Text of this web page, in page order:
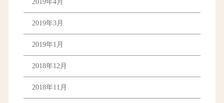
2019年4月
2019年3月
2019年1月
2018年12月
2018年11月